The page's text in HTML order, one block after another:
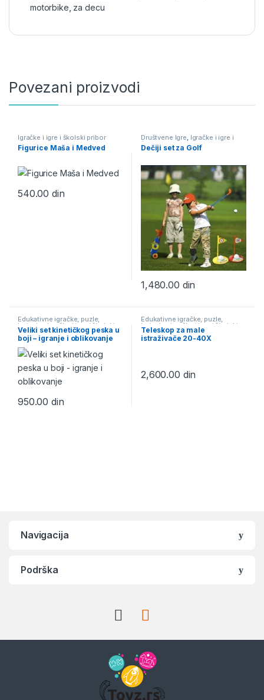
motorbike za decu
Povezani proizvodi
Igračke i igre i školski pribor
Figurice Maša i Medved
540.00din
Društvene Igre Igračke i igre i
školski pribor
Dečiji set za Golf
1,480.00 din
Edukativne igračke, puzle,
bojanke Igračke i igre i školski
pribor
Veliki set kinetičkog peska u
boji – igranje i oblikovanje
950.00din
Edukativne igračke, puzle,
bojanke Igračke i igre i školski
pribor
Teleskop za male
istraživače 20-40X
2,600.00 din
Navigacija
Podrška